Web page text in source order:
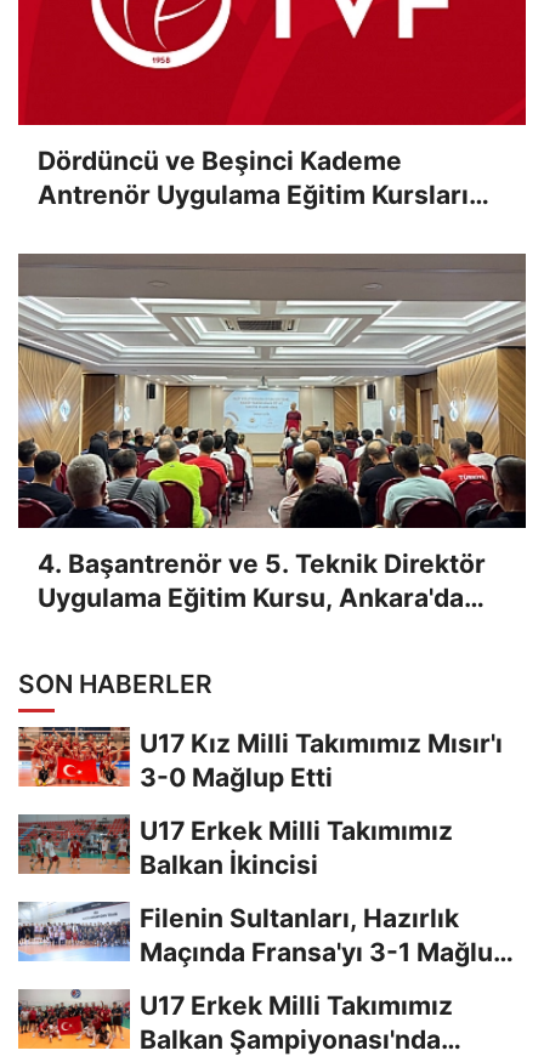
Dördüncü ve Beşinci Kademe
Antrenör Uygulama Eğitim Kursları
4. Başantrenör ve 5. Teknik Direktör
Uygulama Eğitim Kursu, Ankara'da
SON HABERLER
U17 Kız Milli Takımımız Mısır'ı
3-0 Mağlup Etti
U17 Erkek Milli Takımımız
Balkan İkincisi
Filenin Sultanları, Hazırlık
Maçında Fransa'yı 3-1 Mağlup
U17 Erkek Milli Takımımız
Balkan Şampiyonası'nda